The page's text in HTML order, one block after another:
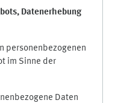
Datenerhebung
personenbezogenen
im Sinne der
Daten